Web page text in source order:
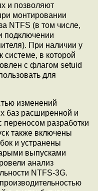
и позволяют
монтировании
NTFS (в том числе,
подключении
При наличии у
системе, в которой
с флагом setuid
для
изменений
баз расширенной и
переносом разработки
также включены
и устранены
выпусками
анализ
NTFS-3G.